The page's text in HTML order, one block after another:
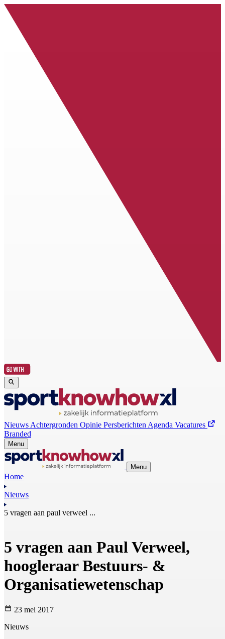
Nieuws Achtergronden Opinie Persberichten Agenda Vacatures
Branded
Menu
Menu
Home
Nieuws
5 vragen aan paul verweel ...
5 vragen aan Paul Verweel,
hoogleraar Bestuurs- &
Organisatiewetenschap
23 mei 2017
Nieuws